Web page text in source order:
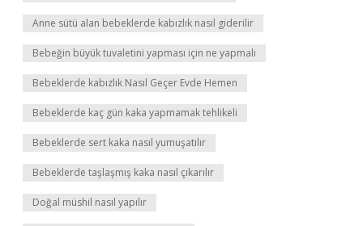
Anne sütü alan bebeklerde kabızlık nasıl giderilir
Bebeğin büyük tuvaletini yapması için ne yapmalı
Bebeklerde kabızlık Nasıl Geçer Evde Hemen
Bebeklerde kaç gün kaka yapmamak tehlikeli
Bebeklerde sert kaka nasıl yumuşatılır
Bebeklerde taşlaşmış kaka nasıl çıkarılır
Doğal müshil nasıl yapılır